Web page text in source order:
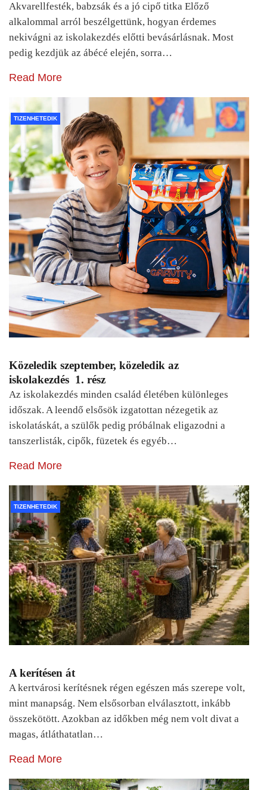
Akvarellfesték, babzsák és a jó cipő titka Előző
alkalommal arról beszélgettünk, hogyan érdemes
nekivágni az iskolakezdés előtti bevásárlásnak. Most
pedig kezdjük az ábécé elején, sorra…
Read More
TIZENHETEDIK
Közeledik szeptember, közeledik az
iskolakezdés 1. rész
Az iskolakezdés minden család életében különleges
időszak. A leendő elsősök izgatottan nézegetik az
iskolatáskát, a szülők pedig próbálnak eligazodni a
tanszerlisták, cipők, füzetek és egyéb…
Read More
TIZENHETEDIK
A kerítésen át
A kertvárosi kerítésnek régen egészen más szerepe volt,
mint manapság. Nem elsősorban elválasztott, inkább
összekötött. Azokban az időkben még nem volt divat a
magas, átláthatatlan…
Read More